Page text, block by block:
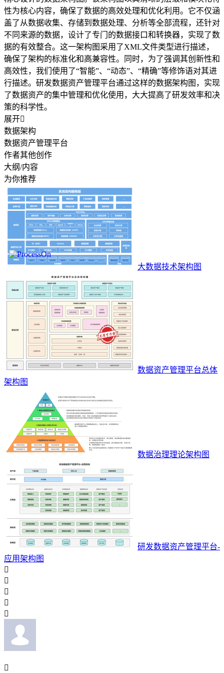
性为核心内容，确保了数据的高效处理和优化利用。它不仅涵
盖了从数据收集、存储到数据处理、分析等全部流程，还针对
不同来源的数据，设计了专门的数据接口和转换器，实现了数
据的有效整合。这一架构图采用了XML文件类型进行描述，
确保了架构的标准化和高兼容性。同时，为了强调其创新性和
高效性，我们使用了“智能”、“动态”、“精确”等修饰语对其进
行描述。研发数据资产管理平台通过这样的数据架构图，实现
了数据资产的集中管理和优化使用，大大提高了研发效率和决
策的科学性。
展开
数据架构
数据资产管理平台
作者其他创作
大纲/内容
为你推荐
大数据技术架构图
数据资产管理平台总体
架构图
数据治理理论架构图
研发数据资产管理平台-
应用架构图





